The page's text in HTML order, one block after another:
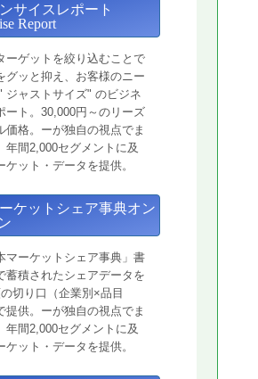
サイスレポート
Report
ーゲットを絞り込むことで
グッと抑え、お客様のニー
ジャストサイズ" のビジネ
ート。30,000円～のリーズ
価格。ーが独自の視点でま
年間2,000セグメントに及
ケット・データを提供。
ケットシェア事典オン
マーケットシェア事典」書
蓄積されたシェアデータを
切り口（企業別×品目
提供。ーが独自の視点でま
年間2,000セグメントに及
ケット・データを提供。